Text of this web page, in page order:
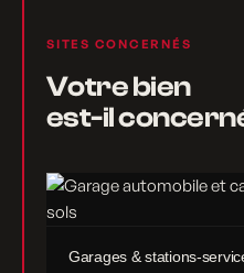
SITES CONCERNÉS
Votre bien
est-il
Garages & stations-